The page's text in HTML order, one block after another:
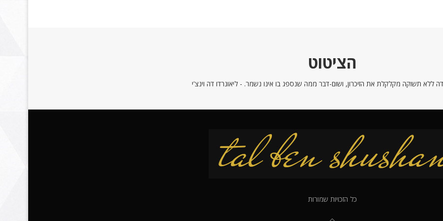
הציטוט
ללא תשוקה מקלקלת את הזיכרון, ושום-דבר ממה שנספג בו אינו נשמר. - ליאונרדו דה וינצ'י
כל הזכויות שמורות